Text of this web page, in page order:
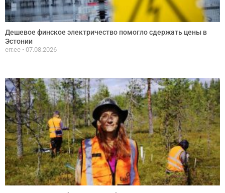
Дешевое финское электричество помогло сдержать цены в
Эстонии
err.ee 07.08.2026